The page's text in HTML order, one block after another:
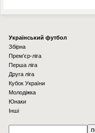
Українcький футбол
Збірна
Прем'єр-ліга
Перша ліга
Друга ліга
Кубок України
Молодіжка
Юнаки
Інші